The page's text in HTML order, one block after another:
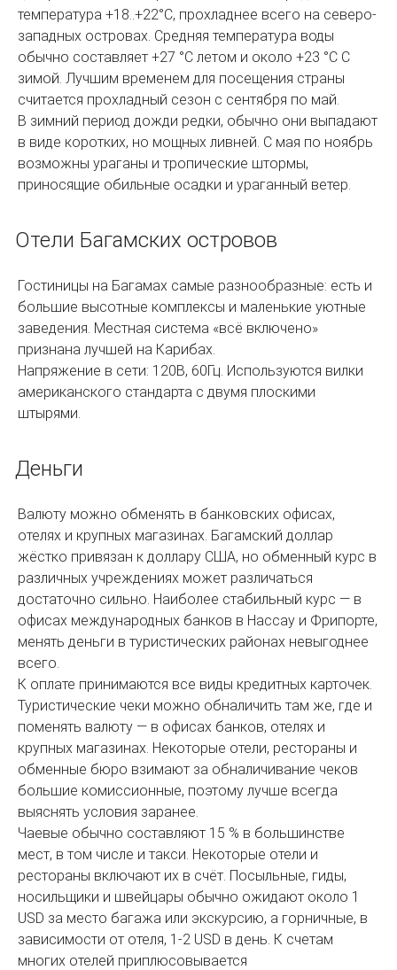
температура +18..+22°C, прохладнее всего на северо-
западных островах. Средняя температура воды
обычно составляет +27 °C летом и около +23 °C С
зимой. Лучшим временем для посещения страны
считается прохладный сезон с сентября по май.
В зимний период дожди редки, обычно они выпадают
в виде коротких, но мощных ливней. С мая по ноябрь
возможны ураганы и тропические штормы,
приносящие обильные осадки и ураганный ветер.
Отели Багамских островов
Гостиницы на Багамах самые разнообразные: есть и
большие высотные комплексы и маленькие уютные
заведения. Местная система «всё включено»
признана лучшей на Карибах.
Напряжение в сети: 120В, 60Гц. Используются вилки
американского стандарта с двумя плоскими
штырями.
Деньги
Валюту можно обменять в банковских офисах,
отелях и крупных магазинах. Багамский доллар
жёстко привязан к доллару США, но обменный курс в
различных учреждениях может различаться
достаточно сильно. Наиболее стабильный курс — в
офисах международных банков в Нассау и Фрипорте,
менять деньги в туристических районах невыгоднее
всего.
К оплате принимаются все виды кредитных карточек.
Туристические чеки можно обналичить там же, где и
поменять валюту — в офисах банков, отелях и
крупных магазинах. Некоторые отели, рестораны и
обменные бюро взимают за обналичивание чеков
большие комиссионные, поэтому лучше всегда
выяснять условия заранее.
Чаевые обычно составляют 15 % в большинстве
мест, в том числе и такси. Некоторые отели и
рестораны включают их в счёт. Посыльные, гиды,
носильщики и швейцары обычно ожидают около 1
USD за место багажа или экскурсию, а горничные, в
зависимости от отеля, 1-2 USD в день. К счетам
многих отелей приплюсовывается